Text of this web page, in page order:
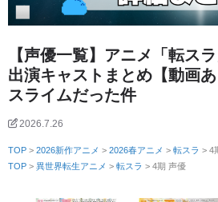
【声優一覧】アニメ「転ス
出演キャストまとめ【動画
スライムだった件
2026.7.26
TOP > 2026新作アニメ > 2026春アニメ > 転スラ > 4
TOP > 異世界転生アニメ > 転スラ > 4期 声優